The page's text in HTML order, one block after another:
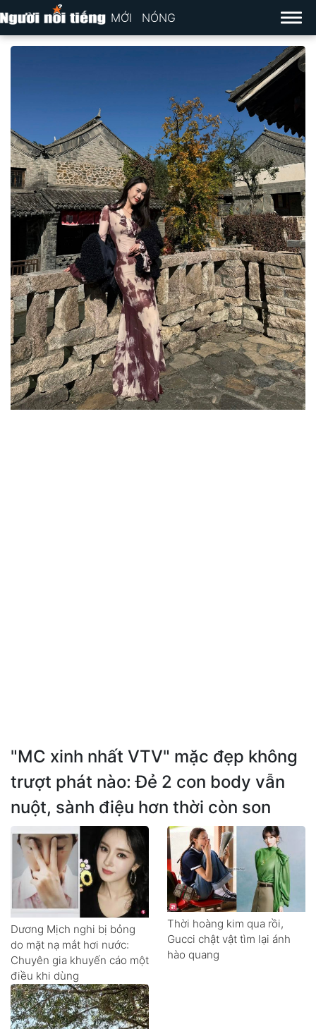
MỚI NÓNG
"MC xinh nhất VTV" mặc đẹp không
trượt phát nào: Đẻ 2 con body vẫn
nuột, sành điệu hơn thời còn son
Dương Mịch nghi bị bỏng
do mặt nạ mắt hơi nước:
Chuyên gia khuyến cáo một
điều khi dùng
Thời hoàng kim qua rồi,
Gucci chật vật tìm lại ánh
hào quang